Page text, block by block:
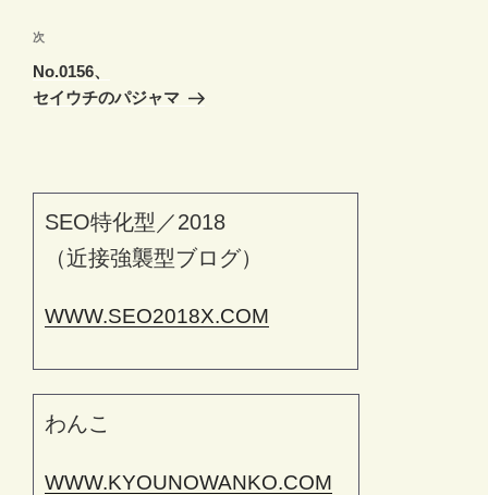
ゲ
ー
シ
次
の
投
次
No.0156、
セイウチのパジャマ
SEO特化型／2018
（近接強襲型ブログ）
WWW.SEO2018X.COM
わんこ
WWW.KYOUNOWANKO.COM